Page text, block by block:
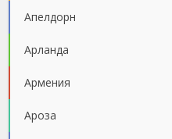
Апелдорн
Арланда
Армения
Ароза